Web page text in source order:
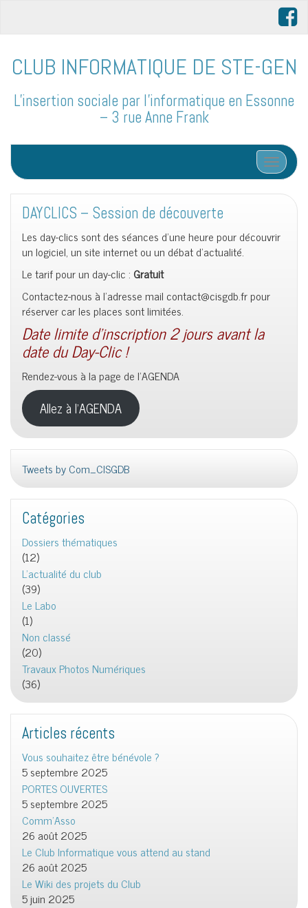
CLUB INFORMATIQUE DE STE-GEN
L'insertion sociale par l'informatique en Essonne
– 3 rue Anne Frank
Afficher/
DAYCLICS – Session de découverte
Les day-clics sont des séances d’une heure pour découvrir
un logiciel, un site internet ou un débat d’actualité.
Le tarif pour un day-clic : Gratuit
Contactez-nous à l’adresse mail contact@cisgdb.fr pour
réserver car les places sont limitées.
Date limite d’inscription 2 jours avant la
date du Day-Clic !
Rendez-vous à la page de l’AGENDA
Allez à l’AGENDA
Tweets by Com_CISGDB
Catégories
Dossiers thématiques
(12)
L'actualité du club
(39)
Le Labo
(1)
Non classé
(20)
Travaux Photos Numériques
(36)
Articles récents
Vous souhaitez être bénévole ?
5 septembre 2025
PORTES OUVERTES
5 septembre 2025
Comm’Asso
26 août 2025
Le Club Informatique vous attend au stand
26 août 2025
Le Wiki des projets du Club
5 juin 2025